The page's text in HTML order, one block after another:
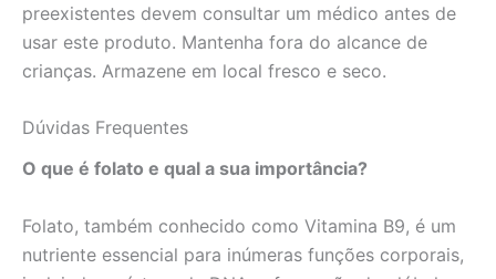
preexistentes devem consultar um médico antes de
usar este produto. Mantenha fora do alcance de
crianças. Armazene em local fresco e seco.
Dúvidas Frequentes
O que é folato e qual a sua importância?
Folato, também conhecido como Vitamina B9, é um
nutriente essencial para inúmeras funções corporais,